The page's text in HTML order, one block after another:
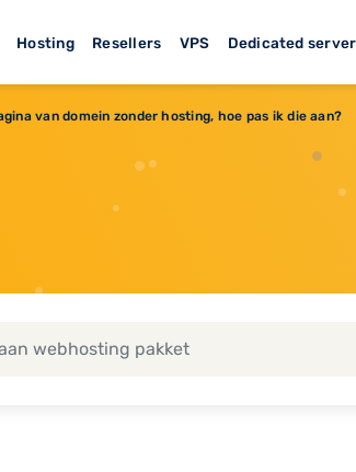
Hosting Resellers VPS Dedicated server
van domein zonder hosting, hoe pas ik die aan?